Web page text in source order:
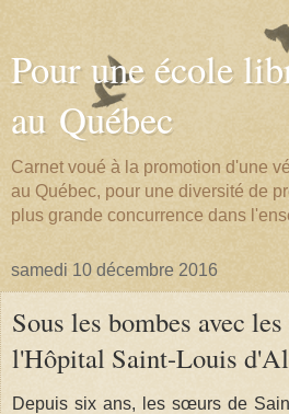
Pour une école
au Québec
Carnet voué à la promotion d'une
au Québec, pour une diversité de
plus grande concurrence dans
samedi 10 décembre 2016
Sous les bombes avec
l'Hôpital Saint-Louis
Depuis six ans, les sœurs de